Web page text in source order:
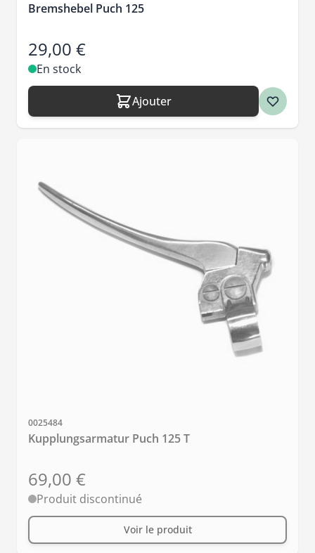
Bremshebel Puch 125
29,00 €
En stock
Ajouter
SKU
0025484
Kupplungsarmatur Puch 125 T
69,00 €
Produit discontinué
Voir le produit